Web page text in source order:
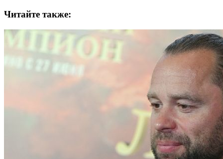
Читайте также: